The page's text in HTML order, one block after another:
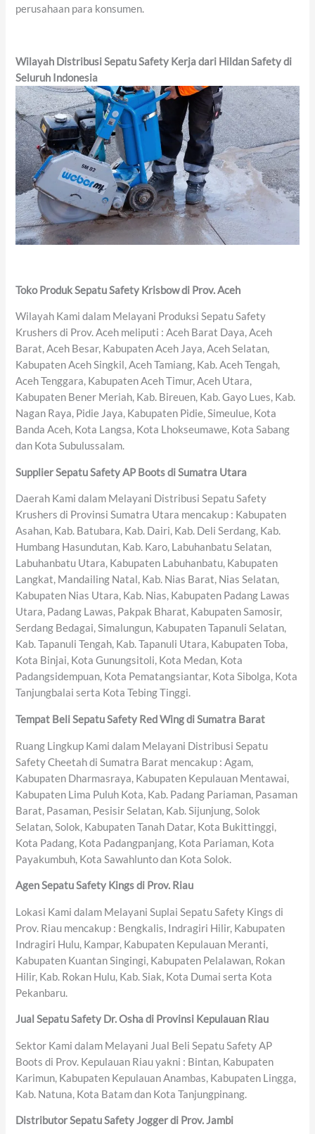
perusahaan para konsumen.
Wilayah Distribusi Sepatu Safety Kerja dari Hildan Safety di
Seluruh Indonesia
Toko Produk Sepatu Safety Krisbow di Prov. Aceh
Wilayah Kami dalam Melayani Produksi Sepatu Safety
Krushers di Prov. Aceh meliputi : Aceh Barat Daya, Aceh
Barat, Aceh Besar, Kabupaten Aceh Jaya, Aceh Selatan,
Kabupaten Aceh Singkil, Aceh Tamiang, Kab. Aceh Tengah,
Aceh Tenggara, Kabupaten Aceh Timur, Aceh Utara,
Kabupaten Bener Meriah, Kab. Bireuen, Kab. Gayo Lues, Kab.
Nagan Raya, Pidie Jaya, Kabupaten Pidie, Simeulue, Kota
Banda Aceh, Kota Langsa, Kota Lhokseumawe, Kota Sabang
dan Kota Subulussalam.
Supplier Sepatu Safety AP Boots di Sumatra Utara
Daerah Kami dalam Melayani Distribusi Sepatu Safety
Krushers di Provinsi Sumatra Utara mencakup : Kabupaten
Asahan, Kab. Batubara, Kab. Dairi, Kab. Deli Serdang, Kab.
Humbang Hasundutan, Kab. Karo, Labuhanbatu Selatan,
Labuhanbatu Utara, Kabupaten Labuhanbatu, Kabupaten
Langkat, Mandailing Natal, Kab. Nias Barat, Nias Selatan,
Kabupaten Nias Utara, Kab. Nias, Kabupaten Padang Lawas
Utara, Padang Lawas, Pakpak Bharat, Kabupaten Samosir,
Serdang Bedagai, Simalungun, Kabupaten Tapanuli Selatan,
Kab. Tapanuli Tengah, Kab. Tapanuli Utara, Kabupaten Toba,
Kota Binjai, Kota Gunungsitoli, Kota Medan, Kota
Padangsidempuan, Kota Pematangsiantar, Kota Sibolga, Kota
Tanjungbalai serta Kota Tebing Tinggi.
Tempat Beli Sepatu Safety Red Wing di Sumatra Barat
Ruang Lingkup Kami dalam Melayani Distribusi Sepatu
Safety Cheetah di Sumatra Barat mencakup : Agam,
Kabupaten Dharmasraya, Kabupaten Kepulauan Mentawai,
Kabupaten Lima Puluh Kota, Kab. Padang Pariaman, Pasaman
Barat, Pasaman, Pesisir Selatan, Kab. Sijunjung, Solok
Selatan, Solok, Kabupaten Tanah Datar, Kota Bukittinggi,
Kota Padang, Kota Padangpanjang, Kota Pariaman, Kota
Payakumbuh, Kota Sawahlunto dan Kota Solok.
Agen Sepatu Safety Kings di Prov. Riau
Lokasi Kami dalam Melayani Suplai Sepatu Safety Kings di
Prov. Riau mencakup : Bengkalis, Indragiri Hilir, Kabupaten
Indragiri Hulu, Kampar, Kabupaten Kepulauan Meranti,
Kabupaten Kuantan Singingi, Kabupaten Pelalawan, Rokan
Hilir, Kab. Rokan Hulu, Kab. Siak, Kota Dumai serta Kota
Pekanbaru.
Jual Sepatu Safety Dr. Osha di Provinsi Kepulauan Riau
Sektor Kami dalam Melayani Jual Beli Sepatu Safety AP
Boots di Prov. Kepulauan Riau yakni : Bintan, Kabupaten
Karimun, Kabupaten Kepulauan Anambas, Kabupaten Lingga,
Kab. Natuna, Kota Batam dan Kota Tanjungpinang.
Distributor Sepatu Safety Jogger di Prov. Jambi